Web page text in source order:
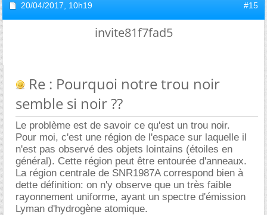
20/04/2017, 10h19 #15
invite81f7fad5
Re : Pourquoi notre trou noir
semble si noir ??
Le problème est de savoir ce qu'est un trou noir.
Pour moi, c'est une région de l'espace sur laquelle il
n'est pas observé des objets lointains (étoiles en
général). Cette région peut être entourée d'anneaux.
La région centrale de SNR1987A correspond bien à
dette définition: on n'y observe que un très faible
rayonnement uniforme, ayant un spectre d'émission
Lyman d'hydrogène atomique.